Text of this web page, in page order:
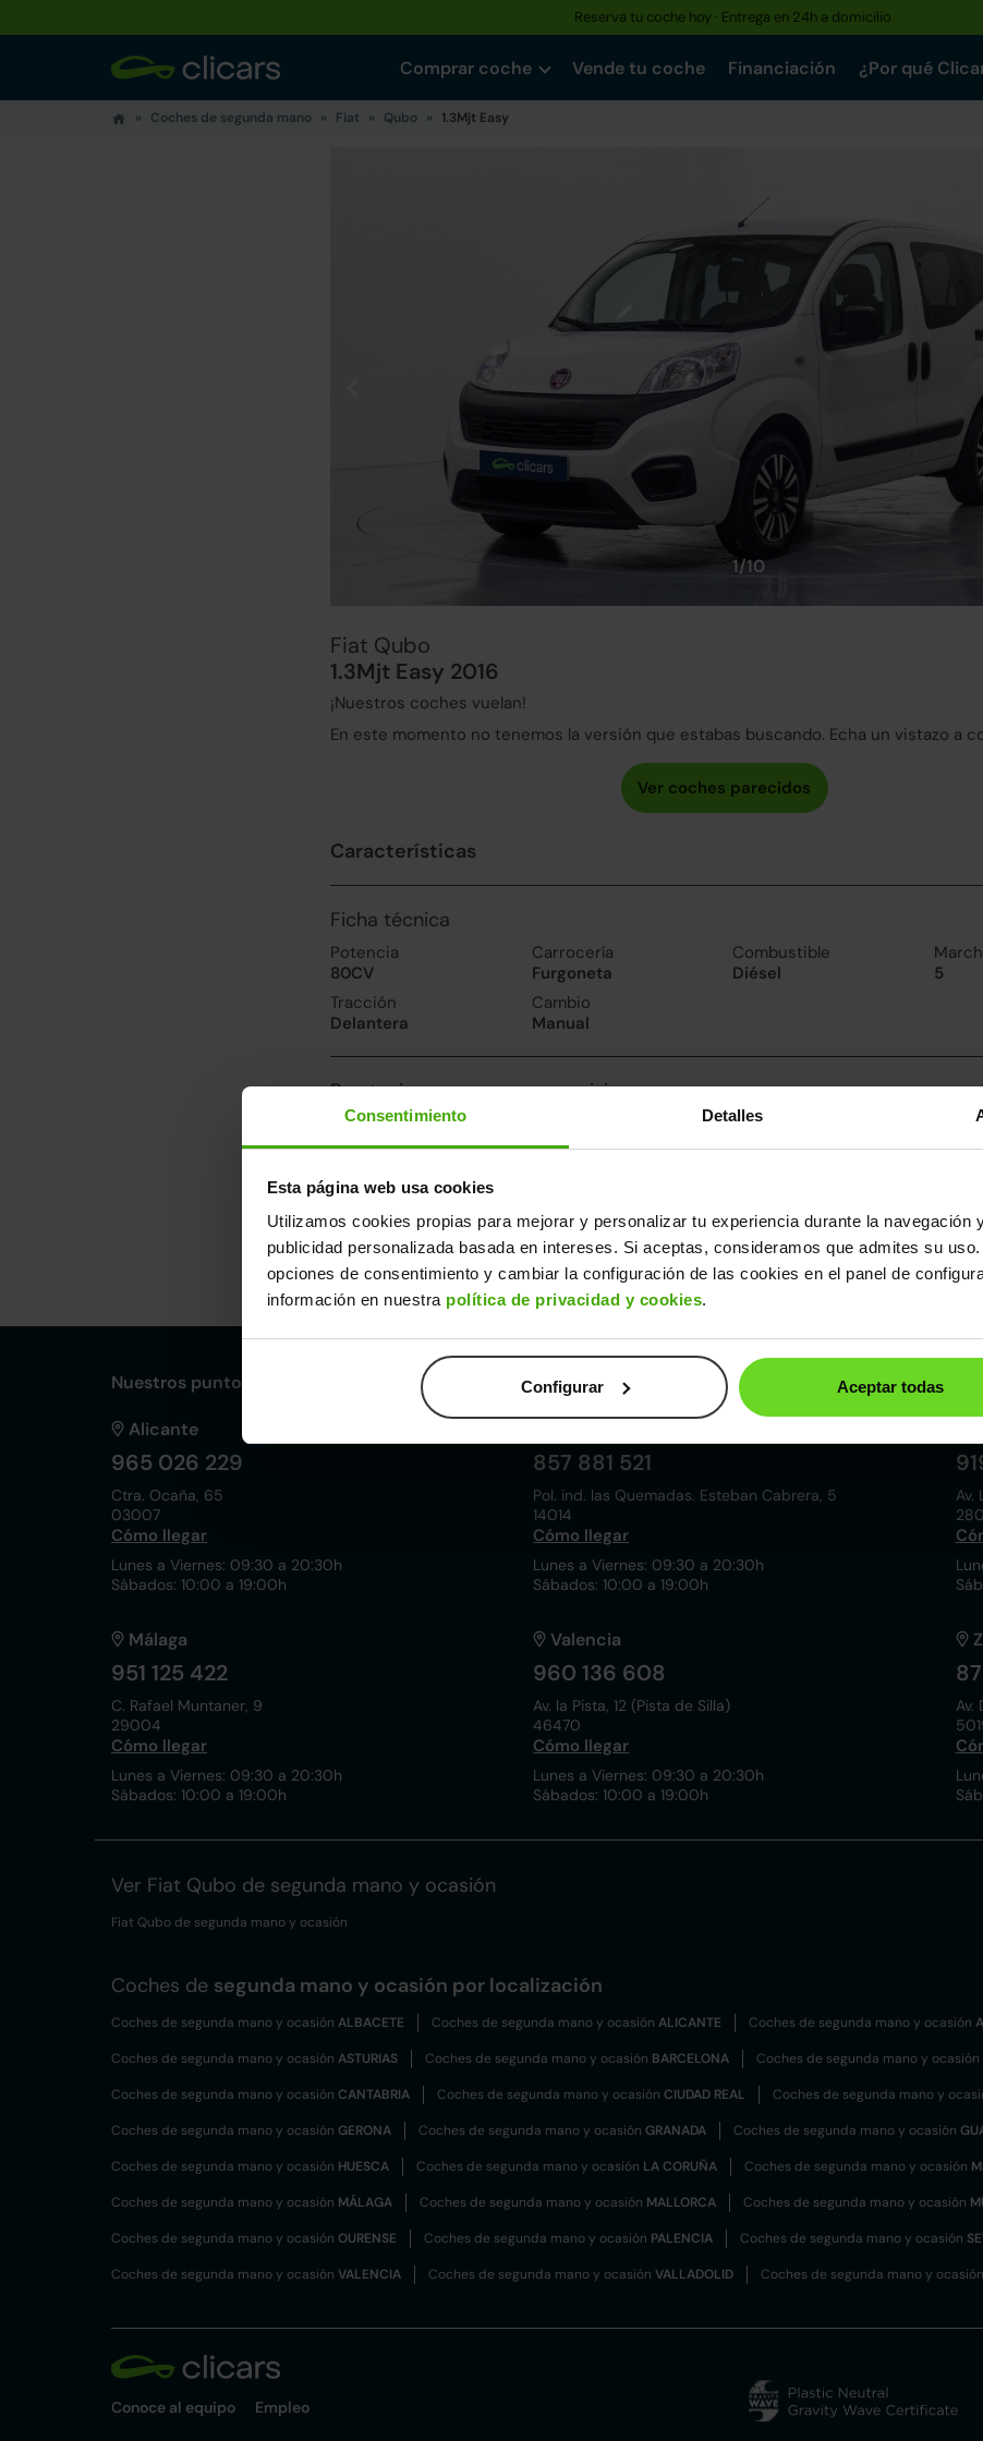
Consentimiento Detalles
Esta página web usa cookies
Utilizamos cookies propias para mejorar y personalizar tu experiencia durante la navegación
publicidad personalizada basada en intereses. Si aceptas, consideramos que admites su
opciones de consentimiento y cambiar la configuración de las cookies en el panel de
información en nuestra política de privacidad y cookies.
Configurar Aceptar todas
Reserva tu coche hoy · Entrega en 24h a domicilio
Comprar coche Vende tu coche Financiación ¿Por qué
Coches de segunda mano Fiat Qubo 1.3Mjt Easy
1/10
Fiat Qubo
1.3Mjt Easy 2016
¡Nuestros coches vuelan!
En este momento no tenemos la versión que estabas buscando. Echa un vistazo a
Características
Ficha técnica
Potencia
80CV
Carrocería
Furgoneta
Combustible
Diésel
5
Tracción
Delantera
Cambio
Manual
Prestaciones, consumo y emisiones
Velocidad máxima
161km/h
13.9segundos
Emisiones
118CO2
4.5l/
5.7l/100
Dimensiones y otros datos
Largo
Ancho
Alto
1,74m
Nuestros puntos de venta Clicars:
Alicante
965 026 229
Ctra. Ocaña, 65
03007
Cómo llegar
Lunes a Viernes: 09:30 a 20:30h
Sábados: 10:00 a 19:00h
857 881 521
Pol. ind. las Quemadas. Esteban Cabrera, 5
14014
Cómo llegar
Lunes a Viernes: 09:30 a 20:30h
Sábados: 10:00 a 19:00h
Av.
Málaga
951 125 422
C. Rafael Muntaner, 9
29004
Cómo llegar
Lunes a Viernes: 09:30 a 20:30h
Sábados: 10:00 a 19:00h
Valencia
960 136 608
Av. la Pista, 12 (Pista de Silla)
46470
Cómo llegar
Lunes a Viernes: 09:30 a 20:30h
Sábados: 10:00 a 19:00h
Av.
Ver Fiat Qubo de segunda mano y ocasión
Fiat Qubo de segunda mano y ocasión
Coches de segunda mano y ocasión por localización
Coches de segunda mano y ocasión ALBACETE Coches de segunda mano y ocasión ALICANTE Coches de segunda mano y ocasión
Coches de segunda mano y ocasión ASTURIAS Coches de segunda mano y ocasión BARCELONA Coches de segunda mano y ocasión
Coches de segunda mano y ocasión CANTABRIA Coches de segunda mano y ocasión CIUDAD REAL Coches de segunda mano y
Coches de segunda mano y ocasión GERONA Coches de segunda mano y ocasión GRANADA Coches de segunda mano y ocasión
Coches de segunda mano y ocasión HUESCA Coches de segunda mano y ocasión LA CORUÑA Coches de segunda mano y ocasión
Coches de segunda mano y ocasión MÁLAGA Coches de segunda mano y ocasión MALLORCA Coches de segunda mano y ocasión
Coches de segunda mano y ocasión OURENSE Coches de segunda mano y ocasión PALENCIA Coches de segunda mano y ocasión
Coches de segunda mano y ocasión VALENCIA Coches de segunda mano y ocasión VALLADOLID Coches de segunda mano y ocasión
Conoce al equipo Empleo